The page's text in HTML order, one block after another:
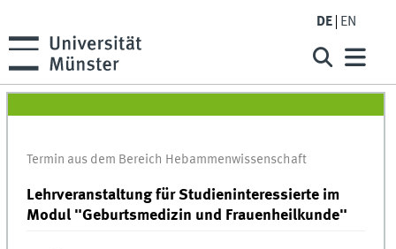
DE EN
Termin aus dem Bereich Hebammenwissenschaft
Lehrveranstaltung für Studieninteressierte im
Modul "Geburtsmedizin und Frauenheilkunde"